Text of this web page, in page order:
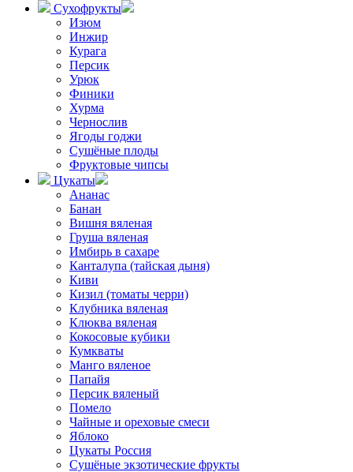
Сухофрукты
Изюм
Инжир
Курага
Персик
Урюк
Финики
Хурма
Чернослив
Ягоды годжи
Сушёные плоды
Фруктовые чипсы
Цукаты
Ананас
Банан
Вишня вяленая
Груша вяленая
Имбирь в сахаре
Канталупа (тайская дыня)
Киви
Кизил (томаты черри)
Клубника вяленая
Клюква вяленая
Кокосовые кубики
Кумкваты
Манго вяленое
Папайя
Персик вяленый
Помело
Чайные и ореховые смеси
Яблоко
Цукаты Россия
Сушёные экзотические фрукты